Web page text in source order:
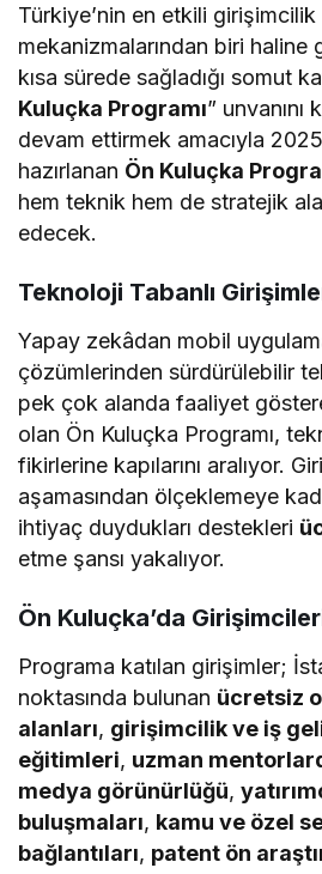
Türkiye’nin en etkili
mekanizmalarından biri haline
kısa sürede sağladığı somut
Kuluçka Programı” unvanını
devam ettirmek amacıyla
hazırlanan Ön Kuluçka
hem teknik hem de stratejik
edecek.
Teknoloji Tabanlı
Yapay zekâdan mobil
çözümlerinden sürdürülebilir
pek çok alanda faaliyet
olan Ön Kuluçka Programı,
fikirlerine kapılarını aralıyor.
aşamasından ölçeklemeye
ihtiyaç duydukları destekleri
etme şansı yakalıyor.
Ön Kuluçka’da
Programa katılan girişimler;
noktasında bulunan ücretsiz
alanları, girişimcilik ve iş
eğitimleri, uzman
medya görünürlüğü,
buluşmaları, kamu ve özel
bağlantıları, patent ön